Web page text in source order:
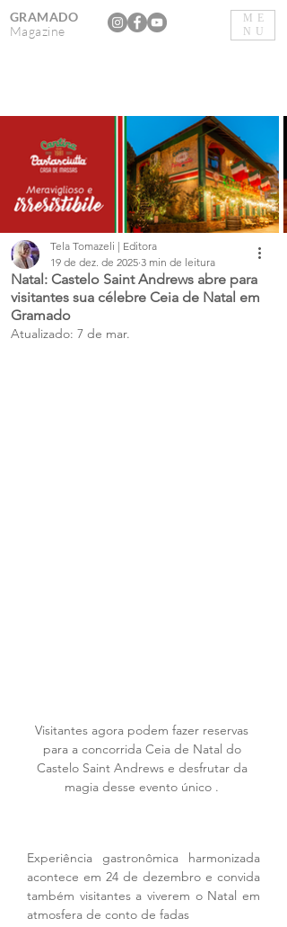
ME
NU
GRAMADO
Magazine
Natal: Castelo Saint Andrews abre para
visitantes sua célebre Ceia de Natal em
Gramado
Tela Tomazeli | Editora
19 de dez. de 2025 3 min de leitura
Atualizado: 7 de mar.
Visitantes agora podem fazer reservas
para a concorrida Ceia de Natal do
Castelo Saint Andrews e desfrutar da
magia desse evento único .
Experiência gastronômica harmonizada
acontece em 24 de dezembro e convida
também visitantes a viverem o Natal em
atmosfera de conto de fadas